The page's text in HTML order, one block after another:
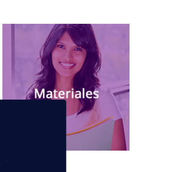
MATERIALES